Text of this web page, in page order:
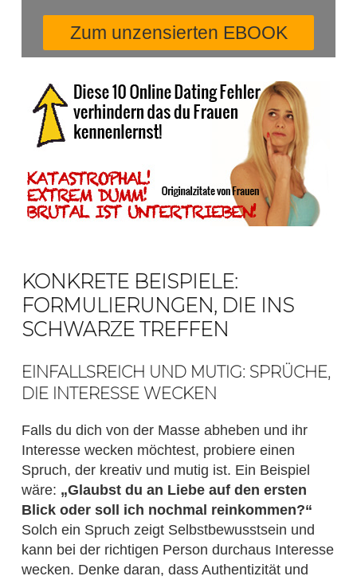
KONKRETE BEISPIELE:
FORMULIERUNGEN, DIE INS
SCHWARZE TREFFEN
EINFALLSREICH UND MUTIG: SPRÜCHE,
DIE INTERESSE WECKEN
Falls du dich von der Masse abheben und ihr
Interesse wecken möchtest, probiere einen
Spruch, der kreativ und mutig ist. Ein Beispiel
wäre: „Glaubst du an Liebe auf den ersten
Blick oder soll ich nochmal reinkommen?“
Solch ein Spruch zeigt Selbstbewusstsein und
kann bei der richtigen Person durchaus Interesse
wecken. Denke daran, dass Authentizität und